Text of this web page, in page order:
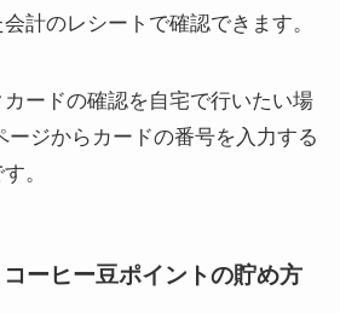
計のレシートで確認できます。
ードの確認を自宅で行いたい場
ージからカードの番号を入力する
。
ーヒー豆ポイントの貯め方